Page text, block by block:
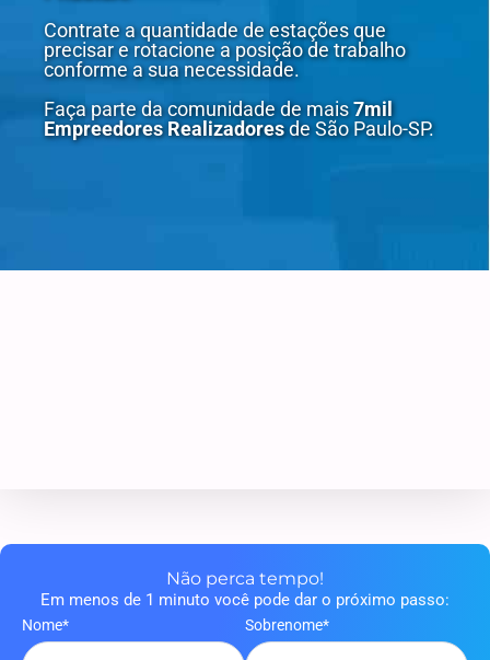
Contrate a quantidade de estações que
precisar e rotacione a posição de trabalho
conforme a sua necessidade.
Faça parte da comunidade de mais7mil
Empreedores Realizadoresde São Paulo-SP.
Não perca tempo!
Em menos de 1 minuto você pode dar o próximo passo:
Nome* Sobrenome*